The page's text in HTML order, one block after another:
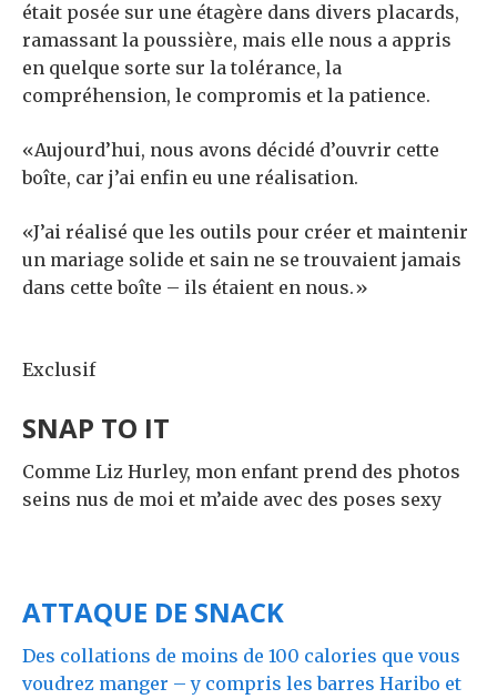
était posée sur une étagère dans divers placards,
ramassant la poussière, mais elle nous a appris
en quelque sorte sur la tolérance, la
compréhension, le compromis et la patience.
«Aujourd’hui, nous avons décidé d’ouvrir cette
boîte, car j’ai enfin eu une réalisation.
«J’ai réalisé que les outils pour créer et maintenir
un mariage solide et sain ne se trouvaient jamais
dans cette boîte – ils étaient en nous.»
Exclusif
SNAP TO IT
Comme Liz Hurley, mon enfant prend des photos
seins nus de moi et m’aide avec des poses sexy
ATTAQUE DE SNACK
Des collations de moins de 100 calories que vous
voudrez manger – y compris les barres Haribo et